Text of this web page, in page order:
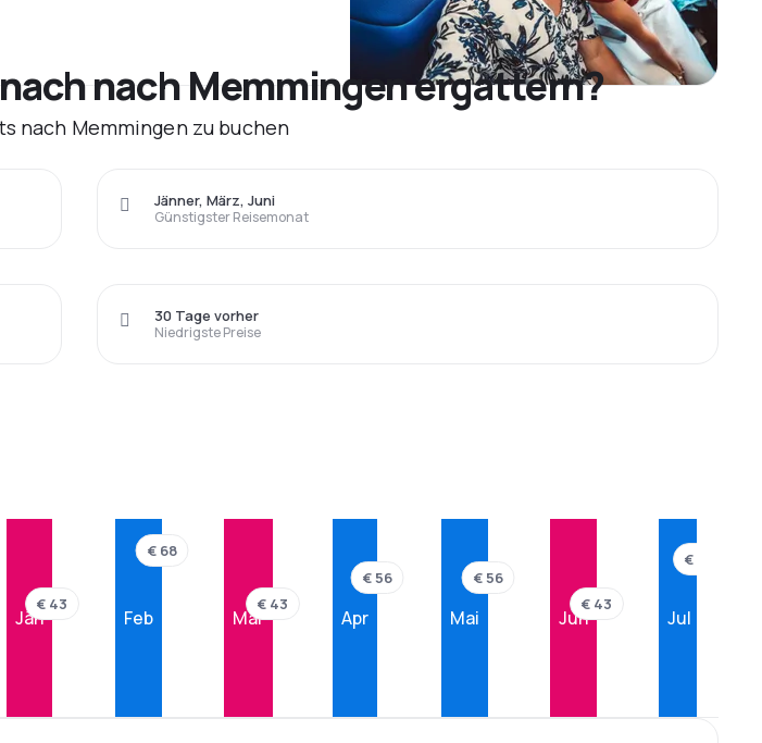
nach Memmingen ergattern?
nach Memmingen zu buchen
Günstigster Reisemonat
Jänner, März, Juni
Niedrigste Preise
30 Tage vorher
Jän
€ 43
Feb
€ 68
Mär
€ 43
Apr
€ 56
Mai
€ 56
Jun
€ 43
Jul
€ 64